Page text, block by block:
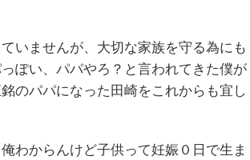
いませんが、大切な家族を守る為にも
ぽい、パパやろ？と言われてきた僕が
のパパになった田崎をこれからも宜し
わからんけど子供って妊娠０日で生ま